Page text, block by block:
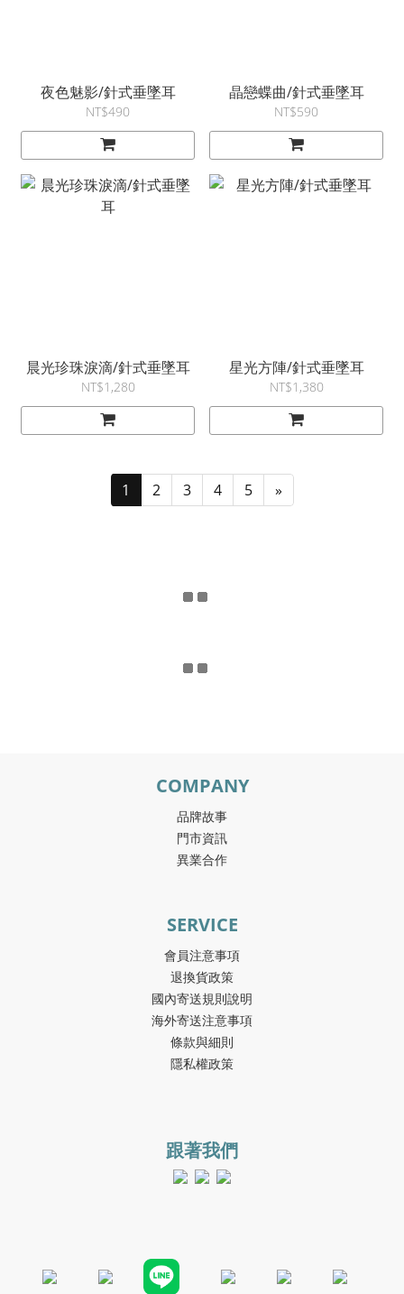
夜色魅影/針式垂墜耳
NT$490
晶戀蝶曲/針式垂墜耳
NT$590
晨光珍珠淚滴/針式垂墜耳
NT$1,280
星光方陣/針式垂墜耳
NT$1,380
1 2 3 4 5 »
COMPANY
品牌故事
門市資訊
異業合作
SERVICE
會員注意事項
退換貨政策
國內寄送規則說明
海外寄送注意事項
條款與細則
隱私權政策
跟著我們